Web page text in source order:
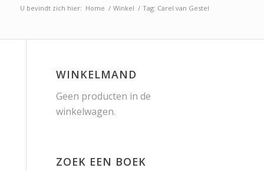
U bevindt zich hier: Home / Winkel / Tag: Carel van Gestel
WINKELMAND
Geen producten in de
winkelwagen.
ZOEK EEN BOEK